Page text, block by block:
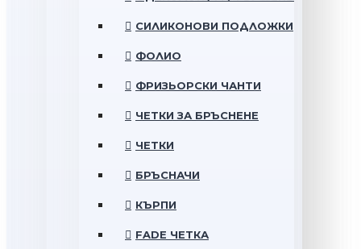
СИЛИКОНОВИ ПОДЛОЖКИ
ФОЛИО
ФРИЗЬОРСКИ ЧАНТИ
ЧЕТКИ ЗА БРЪСНЕНЕ
ЧЕТКИ
БРЪСНАЧИ
КЪРПИ
FADE ЧЕТКА